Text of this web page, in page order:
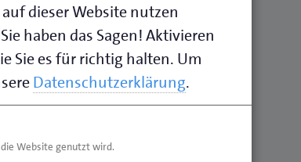
dieser Website nutzen
haben das Sagen! Aktivieren
Sie es für richtig halten. Um
Datenschutzerklärung.
Website genutzt wird.